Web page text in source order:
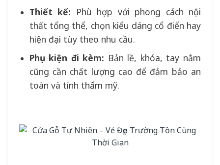
Thiết kế: Phù hợp với phong cách nội
thất tổng thể, chọn kiểu dáng cổ điển hay
hiện đại tùy theo nhu cầu.
Phụ kiện đi kèm: Bản lề, khóa, tay nắm
cũng cần chất lượng cao để đảm bảo an
toàn và tính thẩm mỹ.